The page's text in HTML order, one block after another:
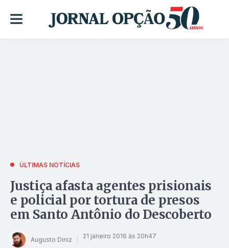
ÚLTIMAS NOTÍCIAS
Justiça afasta agentes prisionais
e policial por tortura de presos
em Santo Antônio do Descoberto
Augusto Diniz 21 janeiro 2016 às 20h47